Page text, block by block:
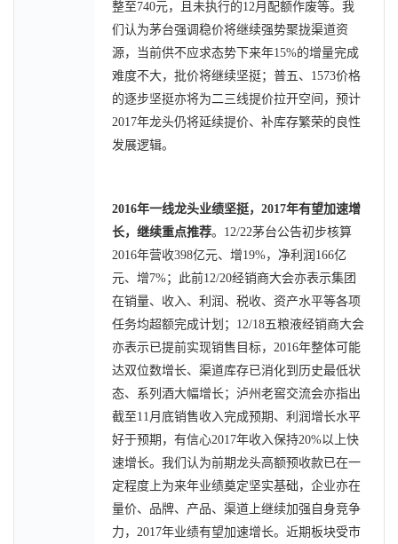
整至740元，且未执行的12月配额作废等。我
们认为茅台强调稳价将继续强势聚拢渠道资
源，当前供不应求态势下来年15%的增量完成
难度不大，批价将继续坚挺；普五、1573价格
的逐步坚挺亦将为二三线提价拉开空间，预计
2017年龙头仍将延续提价、补库存繁荣的良性
发展逻辑。
2016年一线龙头业绩坚挺，2017年有望加速增
长，继续重点推荐。12/22茅台公告初步核算
2016年营收398亿元、增19%，净利润166亿
元、增7%；此前12/20经销商大会亦表示集团
在销量、收入、利润、税收、资产水平等各项
任务均超额完成计划；12/18五粮液经销商大会
亦表示已提前实现销售目标，2016年整体可能
达双位数增长、渠道库存已消化到历史最低状
态、系列酒大幅增长；泸州老窖交流会亦指出
截至11月底销售收入完成预期、利润增长水平
好于预期，有信心2017年收入保持20%以上快
速增长。我们认为前期龙头高额预收款已在一
定程度上为来年业绩奠定坚实基础，企业亦在
量价、品牌、产品、渠道上继续加强自身竞争
力，2017年业绩有望加速增长。近期板块受市